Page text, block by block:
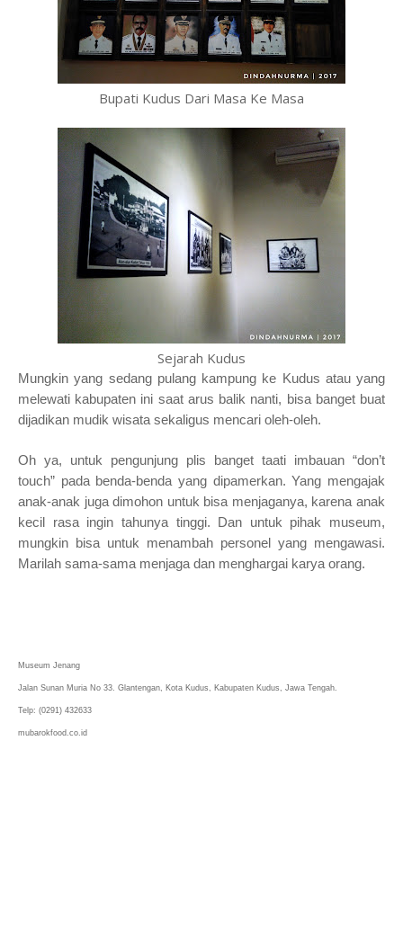
Bupati Kudus Dari Masa Ke Masa
Sejarah Kudus
Mungkin yang sedang pulang kampung ke Kudus atau yang
melewati kabupaten ini saat arus balik nanti, bisa banget buat
dijadikan mudik wisata sekaligus mencari oleh-oleh.
Oh ya, untuk pengunjung plis banget taati imbauan “don’t
touch” pada benda-benda yang dipamerkan. Yang mengajak
anak-anak juga dimohon untuk bisa menjaganya, karena anak
kecil rasa ingin tahunya tinggi. Dan untuk pihak museum,
mungkin bisa untuk menambah personel yang mengawasi.
Marilah sama-sama menjaga dan menghargai karya orang.
Museum Jenang
Jalan Sunan Muria No 33. Glantengan, Kota Kudus, Kabupaten Kudus, Jawa Tengah.
Telp: (0291) 432633
mubarokfood.co.id